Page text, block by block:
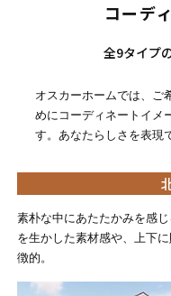
コーデ
全9タイプ
オスカーホームでは、ご
めにコーディネートイメ
す。あなたらしさを表現
素朴な中にあたたかみを感
を生かした素材感や、上下
徴的。